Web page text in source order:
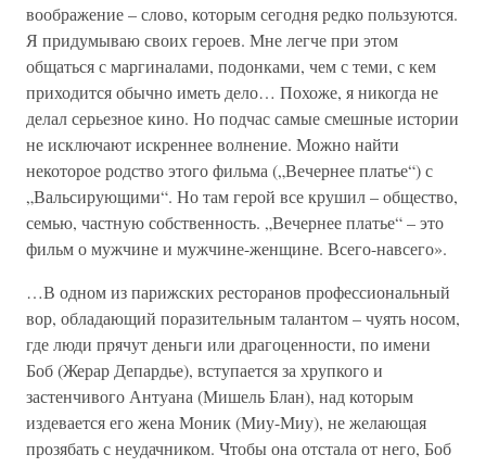
воображение – слово, которым сегодня редко пользуются.
Я придумываю своих героев. Мне легче при этом
общаться с маргиналами, подонками, чем с теми, с кем
приходится обычно иметь дело… Похоже, я никогда не
делал серьезное кино. Но подчас самые смешные истории
не исключают искреннее волнение. Можно найти
некоторое родство этого фильма („Вечернее платье“) с
„Вальсирующими“. Но там герой все крушил – общество,
семью, частную собственность. „Вечернее платье“ – это
фильм о мужчине и мужчине-женщине. Всего-навсего».
…В одном из парижских ресторанов профессиональный
вор, обладающий поразительным талантом – чуять носом,
где люди прячут деньги или драгоценности, по имени
Боб (Жерар Депардье), вступается за хрупкого и
застенчивого Антуана (Мишель Блан), над которым
издевается его жена Моник (Миу-Миу), не желающая
прозябать с неудачником. Чтобы она отстала от него, Боб